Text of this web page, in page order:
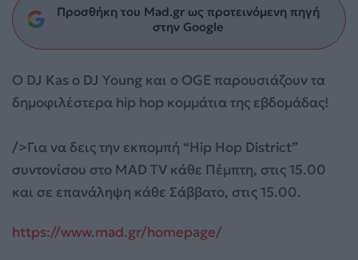
Προσθήκη του Mad.gr ως προτεινόμενη πηγή
στην Google
Ο DJ Kas ο DJ Young και ο OGE παρουσιάζουν τα
δημοφιλέστερα hip hop κομμάτια της εβδομάδας!
/>Για να δεις την εκπομπή “Hip Hop District”
συντονίσου στο MAD TV κάθε Πέμπτη, στις 15.00
και σε επανάληψη κάθε Σάββατο, στις 15.00.
https://www.mad.gr/homepage/